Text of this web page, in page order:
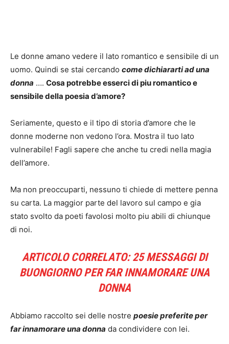
Le donne amano vedere il lato romantico e sensibile di un
uomo. Quindi se stai cercando come dichiararti ad una
donna …. Cosa potrebbe esserci di piu romantico e
sensibile della poesia d’amore?
Seriamente, questo e il tipo di storia d’amore che le
donne moderne non vedono l’ora. Mostra il tuo lato
vulnerabile! Fagli sapere che anche tu credi nella magia
dell’amore.
Ma non preoccuparti, nessuno ti chiede di mettere penna
su carta. La maggior parte del lavoro sul campo e gia
stato svolto da poeti favolosi molto piu abili di chiunque
di noi.
ARTICOLO CORRELATO: 25 MESSAGGI DI
BUONGIORNO PER FAR INNAMORARE UNA
DONNA
Abbiamo raccolto sei delle nostre poesie preferite per
far innamorare una donna da condividere con lei.